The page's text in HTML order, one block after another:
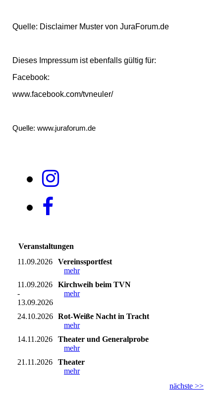
Quelle: Disclaimer Muster von JuraForum.de
Dieses Impressum ist ebenfalls gültig für:
Facebook:
www.facebook.com/tvneuler/
Quelle: www.juraforum.de
Veranstaltungen
11.09.2026
Vereinssportfest
mehr
11.09.2026
-
13.09.2026
Kirchweih beim TVN
mehr
24.10.2026 Rot-Weiße Nacht in Tracht
mehr
14.11.2026
Theater und Generalprobe
mehr
21.11.2026
Theater
mehr
nächste >>